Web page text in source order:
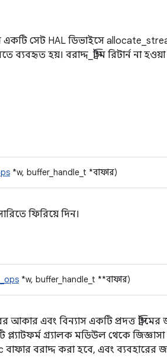
সেট HAL ডিভাইসে
ব্যবহৃত হয়। বরাদ্দ_স্ট্রিম রিটার্ন না
*w, buffer_handle_t *বাফার)
ফিরিয়ে দিন।
*w, buffer_handle_t **বাফার)
এবং বিন্যাস একটি প্রদত্ত স্ট্রিমের
প্ল্যাটফর্ম গ্র্যালক মডিউল থেকে
বাফার বরাদ্দ করা হবে, এবং